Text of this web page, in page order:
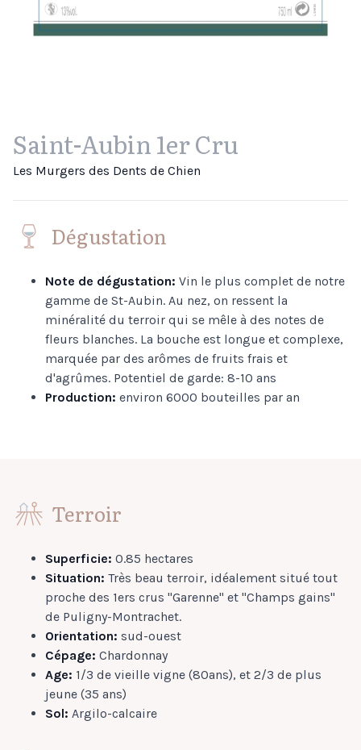
Saint-Aubin 1er Cru
Les Murgers des Dents de Chien
Dégustation
Note de dégustation: Vin le plus complet de notre
gamme de St-Aubin. Au nez, on ressent la
minéralité du terroir qui se mêle à des notes de
fleurs blanches. La bouche est longue et complexe,
marquée par des arômes de fruits frais et
d'agrûmes. Potentiel de garde: 8-10 ans
Production: environ 6000 bouteilles par an
Terroir
Superficie: 0.85 hectares
Situation: Très beau terroir, idéalement situé tout
proche des 1ers crus "Garenne" et "Champs gains"
de Puligny-Montrachet.
Orientation: sud-ouest
Cépage: Chardonnay
Age: 1/3 de vieille vigne (80ans), et 2/3 de plus
jeune (35 ans)
Sol: Argilo-calcaire